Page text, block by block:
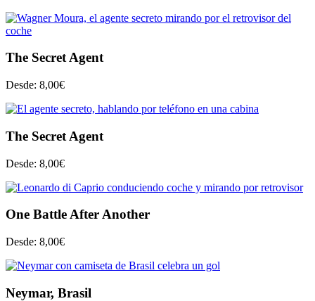
The Secret Agent
Desde: 8,00€
The Secret Agent
Desde: 8,00€
One Battle After Another
Desde: 8,00€
Neymar, Brasil